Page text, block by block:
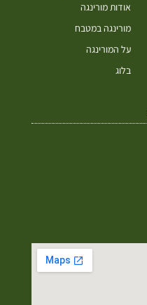
אודות מורינגה
מורינגה במטבח
על המורינגה
בלוג